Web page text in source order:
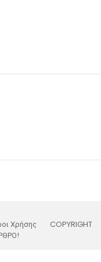
Χρήσης
COPYRIGHT